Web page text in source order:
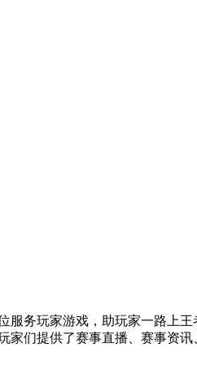
务玩家游戏，助玩家一路上
们提供了赛事直播、赛事资讯